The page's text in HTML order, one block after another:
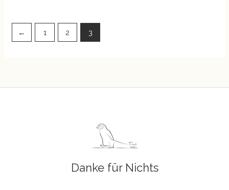
← 1 2 3
Danke für Nichts